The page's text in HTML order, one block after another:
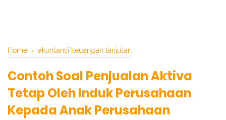
Home › akuntansi keuangan lanjutan
Contoh Soal Penjualan Aktiva
Tetap Oleh Induk Perusahaan
Kepada Anak Perusahaan